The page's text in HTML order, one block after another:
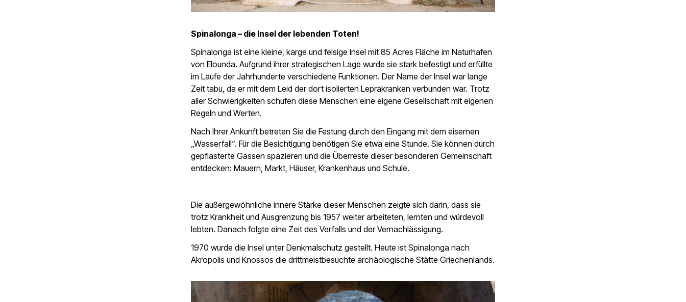
Spinalonga – die Insel der lebenden Toten!
Spinalonga ist eine kleine, karge und felsige Insel mit 85 Acres Fläche im Naturhafen
von Elounda. Aufgrund ihrer strategischen Lage wurde sie stark befestigt und erfüllte
im Laufe der Jahrhunderte verschiedene Funktionen. Der Name der Insel war lange
Zeit tabu, da er mit dem Leid der dort isolierten Leprakranken verbunden war. Trotz
aller Schwierigkeiten schufen diese Menschen eine eigene Gesellschaft mit eigenen
Regeln und Werten.
Nach Ihrer Ankunft betreten Sie die Festung durch den Eingang mit dem eisernen
„Wasserfall“. Für die Besichtigung benötigen Sie etwa eine Stunde. Sie können durch
gepflasterte Gassen spazieren und die Überreste dieser besonderen Gemeinschaft
entdecken: Mauern, Markt, Häuser, Krankenhaus und Schule.
Die außergewöhnliche innere Stärke dieser Menschen zeigte sich darin, dass sie
trotz Krankheit und Ausgrenzung bis 1957 weiter arbeiteten, lernten und würdevoll
lebten. Danach folgte eine Zeit des Verfalls und der Vernachlässigung.
1970 wurde die Insel unter Denkmalschutz gestellt. Heute ist Spinalonga nach
Akropolis und Knossos die drittmeistbesuchte archäologische Stätte Griechenlands.